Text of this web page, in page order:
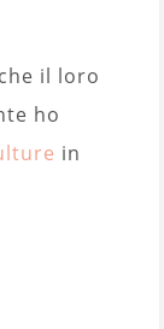
il loro
ho
in